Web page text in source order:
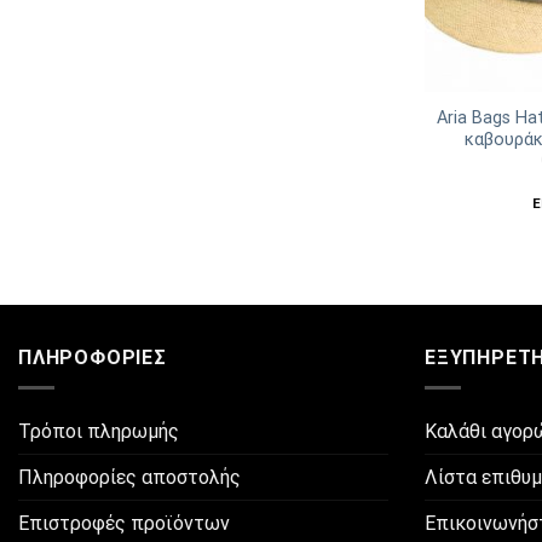
Aria Bags
ΠΛΗΡΟΦΟΡΊΕΣ
Τρόποι πληρωμής
Πληροφορίες αποστολής
Επιστροφές προϊόντων
Καλάθι
Λίστα